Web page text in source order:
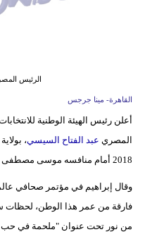
الرئيس
القاهرة- مينا جرجس
أعلن رئيس الهيئة الوطنية
المصري عبد الفتاح السيسي،
2018 أمام منافسه موسى مصطفى موسى رئيس حزب الغد.
وقال إبراهيم في مؤتمر صحافي
فارقة من عمر هذا الوطن، لحظات
من نور تحت عنوان "ملحمة في حب